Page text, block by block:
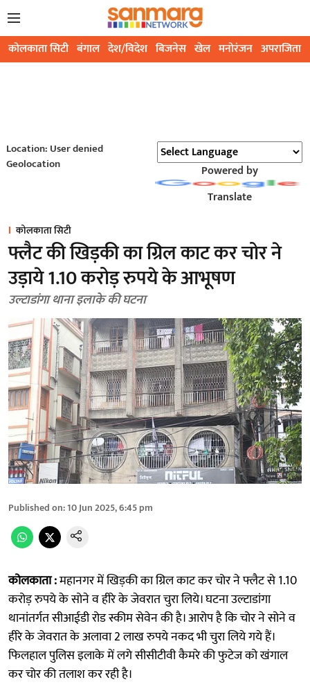
कोलकाता सिटी बंगाल देश/विदेश बिजनेस खेल मनोरंजन अपराजिता
Location: User denied
Geolocation
Powered by
Translate
कोलकाता सिटी
फ्लैट की खिड़की का ग्रिल काट कर चोर ने
उड़ाये 1.10 करोड़ रुपये के आभूषण
उल्टाडांगा थाना इलाके की घटना
Published on:10 Jun 2025, 6:45 pm
कोलकाता :महानगर में खिड़की का ग्रिल काट कर चोर ने फ्लैट से 1.10
करोड़ रुपये के सोने व हीरे के जेवरात चुरा लिये। घटना उल्टाडांगा
थानांतर्गत सीआईडी रोड स्कीम सेवेन की है। आरोप है कि चोर ने सोने व
हीरे के जेवरात के अलावा 2 लाख रुपये नकद भी चुरा लिये गये हैं।
फिलहाल पुलिस इलाके में लगे सीसीटीवी कैमरे की फुटेज को खंगाल
कर चोर की तलाश कर रही है।